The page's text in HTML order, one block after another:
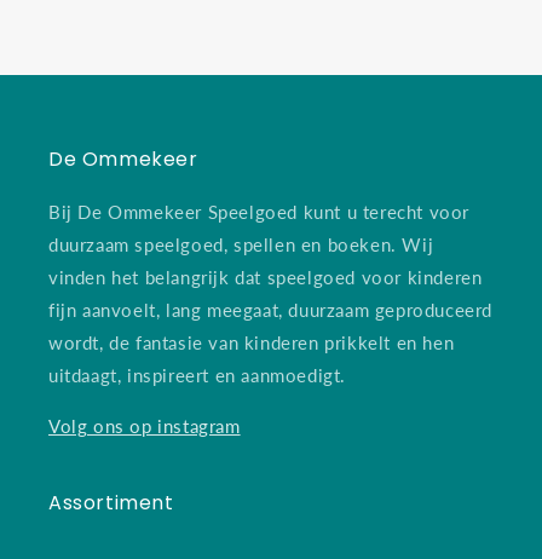
De Ommekeer
Bij De Ommekeer Speelgoed kunt u terecht voor
duurzaam speelgoed, spellen en boeken. Wij
vinden het belangrijk dat speelgoed voor kinderen
fijn aanvoelt, lang meegaat, duurzaam geproduceerd
wordt, de fantasie van kinderen prikkelt en hen
uitdaagt, inspireert en aanmoedigt.
Volg ons op instagram
Assortiment